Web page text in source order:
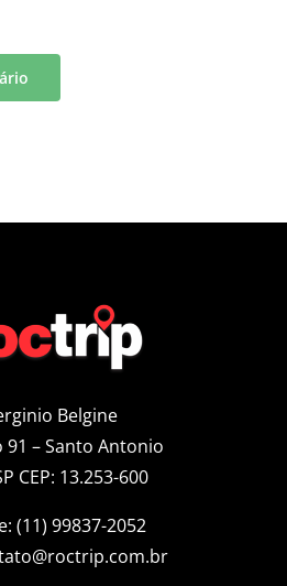
Belgine
91 – Santo Antonio
CEP: 13.253-600
(11) 99837-2052